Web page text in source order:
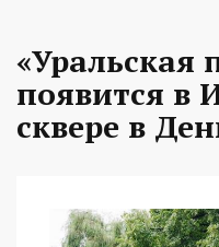
«Уральская
появится в
сквере в